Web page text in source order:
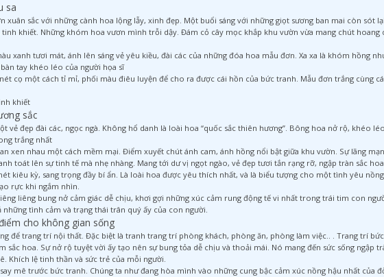
sa
xuân sắc với những cành hoa lộng lẫy, xinh đẹp. Một buổi sáng với những giọt sương ban mai còn sót
khiết. Những khóm hoa vươn mình trỗi dậy. Đám cỏ cây mọc khắp khu vườn vừa mang chút hoang
xanh tươi mát, ánh lên sáng vẻ yêu kiều, đài các của những đóa hoa mẫu đơn. Xa xa là khóm hồng
tay khéo léo của người họa sĩ
cọ một cách tỉ mỉ, phối màu điêu luyện để cho ra được cái hồn của bức tranh. Mẫu đơn trắng cùng
khiết
sắc
vẻ đẹp đài các, ngọc ngà. Không hổ danh là loài hoa “quốc sắc thiên hương”. Bông hoa nở rộ, khéo
trắng nhất
xen nhau một cách mềm mại. Điểm xuyết chút ánh cam, ánh hồng nổi bật giữa khu vườn. Sự lãng
toát lên sự tinh tế mà nhẹ nhàng. Mang tới dư vị ngọt ngào, vẻ đẹp tươi tắn rạng rỡ, ngập tràn sắc
kiêu kỳ, sang trọng đầy bí ẩn. Là loài hoa được yêu thích nhất, và là biểu tượng cho một tình yêu
rực khi ngắm nhìn.
liêng bung nở cảm giác dễ chịu, khơi gợi những xúc cảm rung động tế vi nhất trong trái tim con
những tình cảm và trạng thái trân quý ấy của con người.
cho không gian sống
để trang trí nội thất. Đặc biệt là tranh trang trí phòng khách, phòng ăn, phòng làm việc.. . Trang trí
sắc hoa. Sự nở rộ tuyệt vời ấy tạo nên sự bung tỏa dễ chịu và thoải mái. Nó mang đến sức sống ngập
Khích lệ tinh thần và sức trẻ của mỗi người.
mê trước bức tranh. Chúng ta như đang hòa mình vào những cung bậc cảm xúc nồng hậu nhất của